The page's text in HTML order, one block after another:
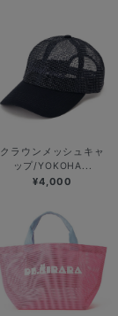
クラウンメッシュキャ
ップ/YOKOHA...
¥4,000